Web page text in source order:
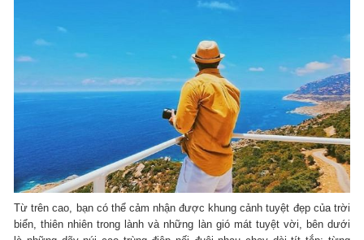
Từ trên cao, bạn có thể cảm nhận được khung cảnh tuyệt đẹp của trời
biển, thiên nhiên trong lành và những làn gió mát tuyệt vời, bên dưới